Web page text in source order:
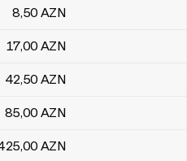
8,50 AZN
17,00 AZN
42,50 AZN
85,00 AZN
,00 AZN